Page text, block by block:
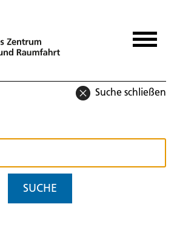
Suche schließen
SUCHE